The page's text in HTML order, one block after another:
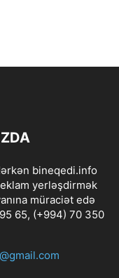
bineqedi.info
yerləşdirmək
müraciət edə
65, (+994) 70 350